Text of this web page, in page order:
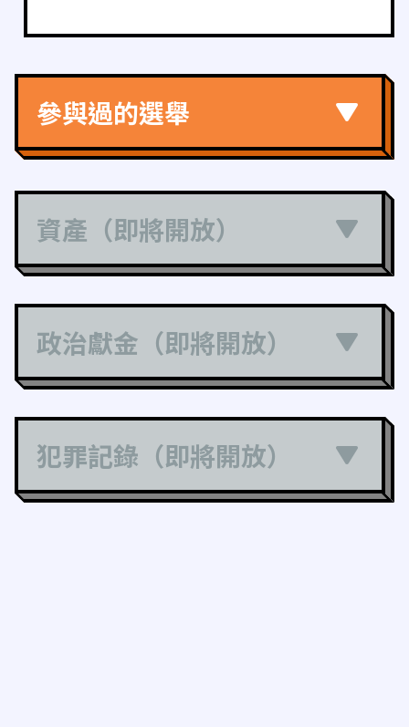
參與過的選舉
資產（即將開放）
政治獻金（即將開放）
犯罪記錄（即將開放）